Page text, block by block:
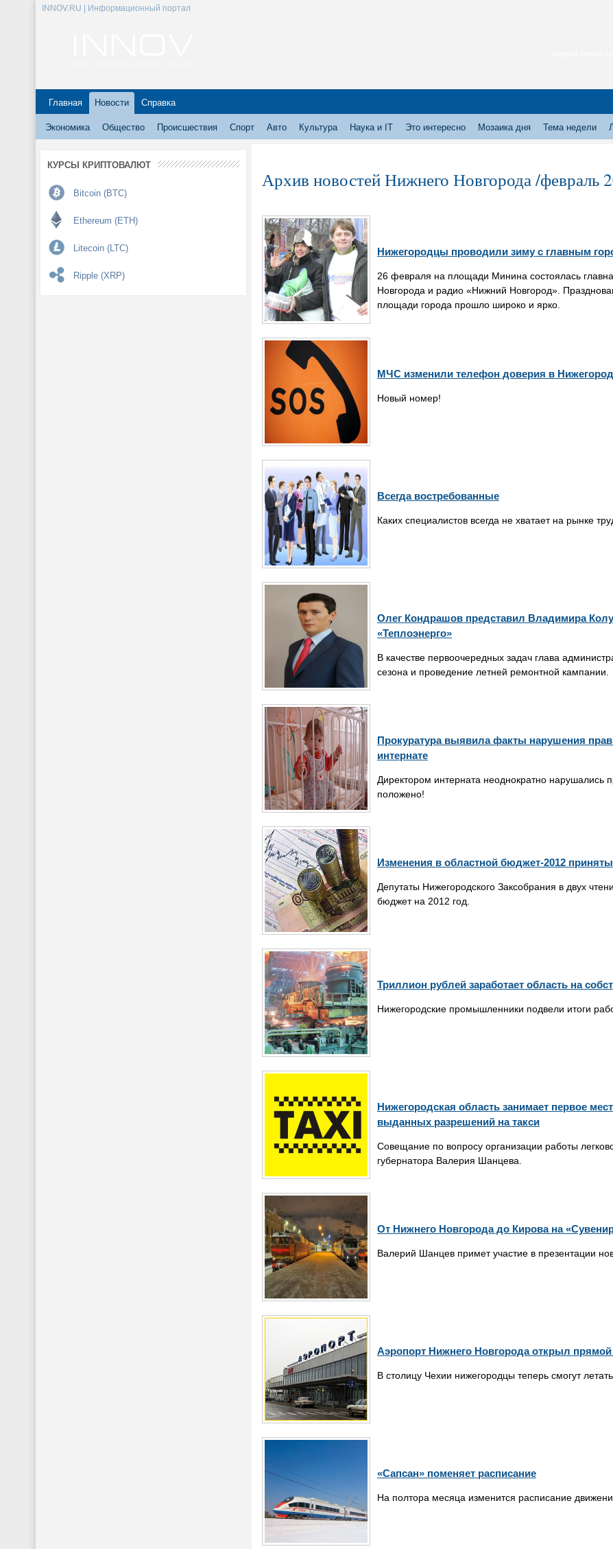
INNOV.RU | Информационный портал
Главная Новости Справка
Экономика Общество Происшествия Спорт Авто Культура Наука и IT Это интересно Мозаика дня Тема недели
КУРСЫ КРИПТОВАЛЮТ
Bitcoin (BTC)
Ethereum (ETH)
Litecoin (LTC)
Ripple (XRP)
Архив новостей Нижнего Новгорода /февраль
Нижегородцы проводили зиму с главным
26 февраля на площади Минина состоялась
Новгорода и радио «Нижний Новгород».
площади города прошло широко и ярко.
МЧС изменили телефон доверия в
Новый номер!
Всегда востребованные
Каких специалистов всегда не хватает на рынке
Олег Кондрашов представил Владимира
«Теплоэнерго»
В качестве первоочередных задач глава
сезона и проведение летней ремонтной кампании.
Прокуратура выявила факты нарушения
интернате
Директором интерната неоднократно нарушались
положено!
Изменения в областной бюджет-2012 приняты
Депутаты Нижегородского Заксобрания в двух
бюджет на 2012 год.
Триллион рублей заработает область на
Нижегородские промышленники подвели итоги
Нижегородская область занимает первое
выданных разрешений на такси
Совещание по вопросу организации работы
губернатора Валерия Шанцева.
От Нижнего Новгорода до Кирова на
Валерий Шанцев примет участие в презентации
Аэропорт Нижнего Новгорода открыл прямой
В столицу Чехии нижегородцы теперь смогут
«Сапсан» поменяет расписание
На полтора месяца изменится расписание